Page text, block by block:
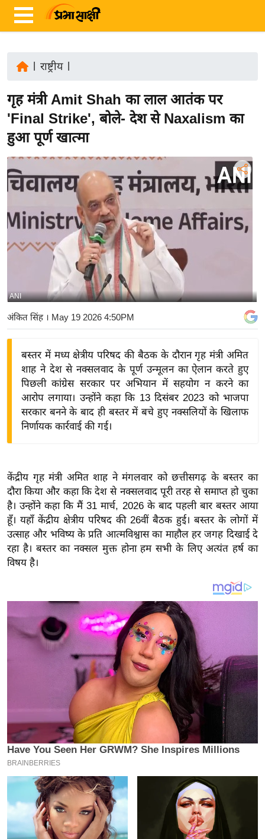
ज़ा
ख
र
रा
ष्ट्री
अं
त
र्रा
बि
ज़
ने
द्यो
शे
ष
ज्ञ
रा
य
ब
ज
खे
ल
क्रि
2
0
2
6
राष्ट्रीय|
गृह मंत्री Amit Shah का लाल आतंक पर
'Final Strike', बोले- देश से Naxalism का
हुआ पूर्ण खात्मा
ANI
अंकित सिंह। May 19 2026 4:50PM
बस्तर में मध्य क्षेत्रीय परिषद की बैठक के दौरान गृह मंत्री अमित
शाह ने देश से नक्सलवाद के पूर्ण उन्मूलन का ऐलान करते हुए
पिछली कांग्रेस सरकार पर अभियान में सहयोग न करने का
आरोप लगाया। उन्होंने कहा कि 13 दिसंबर 2023 को भाजपा
सरकार बनने के बाद ही बस्तर में बचे हुए नक्सलियों के खिलाफ
निर्णायक कार्रवाई की गई।
केंद्रीय गृह मंत्री अमित शाह ने मंगलवार को छत्तीसगढ़ के बस्तर का
दौरा किया और कहा कि देश से नक्सलवाद पूरी तरह से समाप्त हो चुका
है। उन्होंने कहा कि मैं 31 मार्च, 2026 के बाद पहली बार बस्तर आया
हूँ। यहाँ केंद्रीय क्षेत्रीय परिषद की 26वीं बैठक हुई। बस्तर के लोगों में
उत्साह और भविष्य के प्रति आत्मविश्वास का माहौल हर जगह दिखाई दे
रहा है। बस्तर का नक्सल मुक्त होना हम सभी के लिए अत्यंत हर्ष का
विषय है।